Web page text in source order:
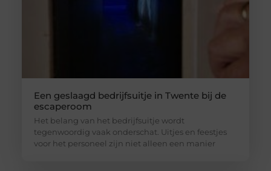
Een geslaagd bedrijfsuitje in Twente bij de
escaperoom
Het belang van het bedrijfsuitje wordt
tegenwoordig vaak onderschat. Uitjes en feestjes
voor het personeel zijn niet alleen een manier